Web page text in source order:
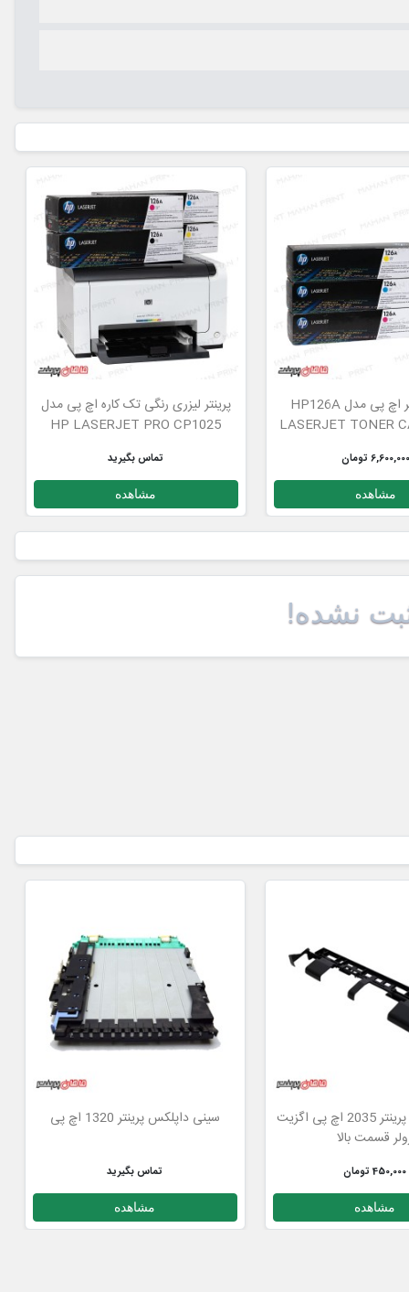
کارتریج تونر اچ پی مدل HP126A
LASERJET TONER
6,600,000 تومان
مشاهده
پرینتر لیزری رنگی تک کاره اچ پی مدل
HP LASERJET PRO CP1025
تماس بگیرید
مشاهده
نشده!
خروجی کاغذ پرینتر 2035 اچ پی اگزیت
قسمت بالا
450,000 تومان
مشاهده
سینی داپلکس پرینتر 1320 اچ پی
تماس بگیرید
مشاهده